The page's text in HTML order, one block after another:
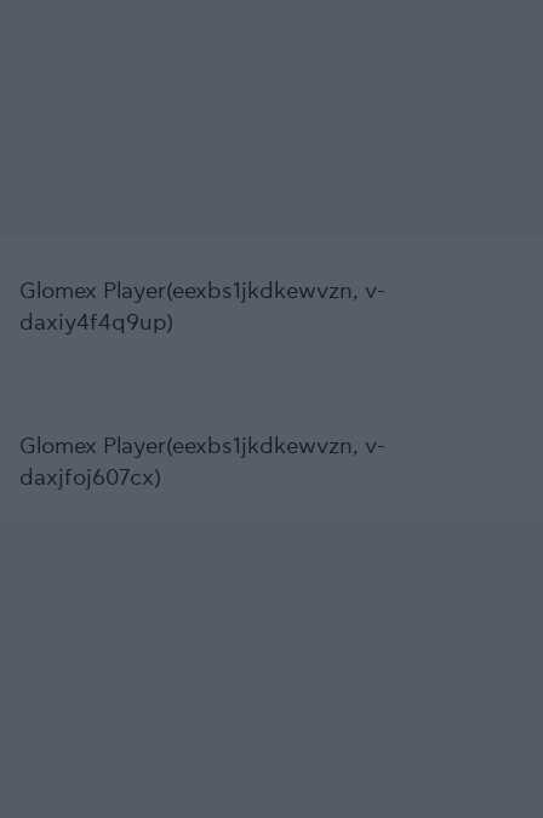
Glomex Player(eexbs1jkdkewvzn, v-
daxiy4f4q9up)
Glomex Player(eexbs1jkdkewvzn, v-
daxjfoj607cx)